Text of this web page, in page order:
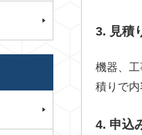
3. 見積
機器、
積りで
4. 申込